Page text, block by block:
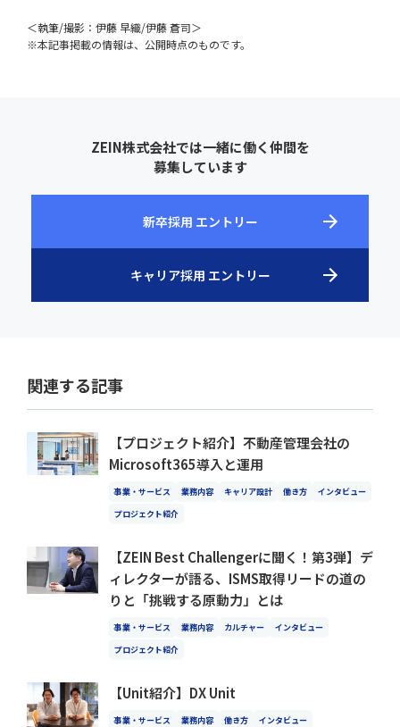
＜執筆/撮影：伊藤 早織/伊藤 蒼司＞
※本記事掲載の情報は、公開時点のものです。
ZEIN株式会社では一緒に働く仲間を
募集しています
新卒採用 エントリー
キャリア採用 エントリー
関連する記事
【プロジェクト紹介】不動産管理会社の
Microsoft365導入と運用
事業・サービス 業務内容 キャリア設計 働き方
インタビュー
プロジェクト紹介
【ZEIN Best Challengerに聞く！第3弾】デ
ィレクターが語る、ISMS取得リードの道の
りと「挑戦する原動力」とは
事業・サービス 業務内容 カルチャー
インタビュー
プロジェクト紹介
【Unit紹介】DX Unit
事業・サービス 業務内容 働き方
インタビュー